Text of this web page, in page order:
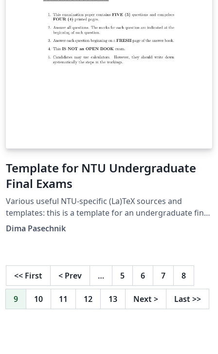
Template for NTU Undergraduate
Final Exams
Various useful NTU-specific (La)TeX sources and
templates: this is a template for an undergraduate final
exams in LaTeX.
Dima Pasechnik
<< First < Prev … 5 6 7 8
9 10 11 12 13 Next > Last >>